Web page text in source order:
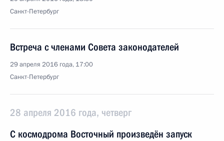
Санкт-Петербург
Встреча с членами Совета законодателей
29 апреля 2016 года, 17:00
Санкт-Петербург
28 апреля 2016 года, четверг
С космодрома Восточный произведён запуск